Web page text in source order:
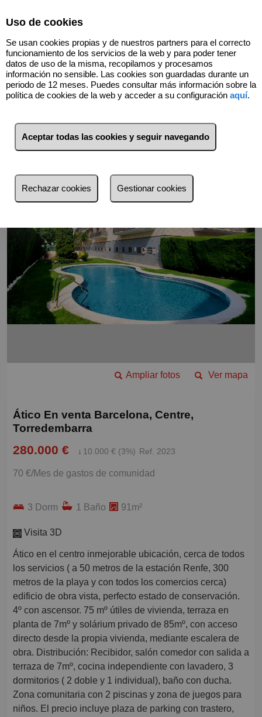
Volver
Ver mapa
Ampliar fotos
Ático En venta Barcelona, Centre,
Torredembarra
280.000 € ↓ 10.000 € (3%) Ref. 2023
70 €/Mes de gastos de comunidad
3 Dorm 1 Baño 91m²
Visita 3D
Ático en el centro inmejorable ubicación, cerca de todos
los servicios ( a 50 metros de la estación Renfe, 300
metros de la playa y con todos los comercios cerca)
edificio de obra vista, perfecto estado de conservación.
4º con ascensor. 75 mº útiles de vivienda, terraza en
planta de 7mº y solárium privado de 85mº, con acceso
directo desde la propia vivienda, mediante escalera de
obra. Distribución: Recibidor, salón comedor con salida a
terraza de 7mº, cocina independiente con lavadero, 3
dormitorios ( 2 doble y 1 individual), baño con ducha.
Zona comunitaria con 2 piscinas y zona de juegos para
niños. El precio incluye plaza de parking con trastero,
Uso de cookies
Se usan cookies propias y de nuestros partners para el correcto
funcionamiento de los servicios de la web y para poder tener
datos de uso de la misma, recopilamos y procesamos
información no sensible. Las cookies son guardadas durante un
periodo de 12 meses. Puedes consultar más información sobre la
política de cookies de la web y acceder a su configuración aquí.
Aceptar todas las cookies y seguir navegando
Rechazar cookies Gestionar cookies